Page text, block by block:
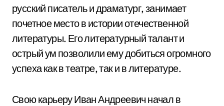
русский писатель и драматург, занимает
почетное место в истории отечественной
литературы. Его литературный талант и
острый ум позволили ему добиться огромного
успеха как в театре, так и в литературе.
Свою карьеру Иван Андреевич начал в